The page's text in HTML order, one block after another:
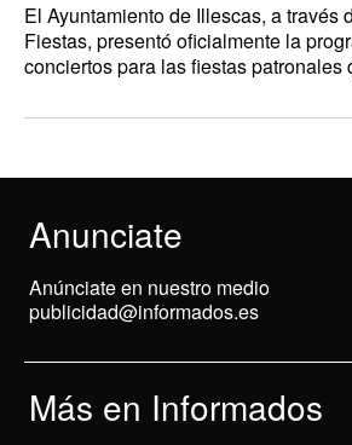
El Ayuntamiento de Illescas, a través
Fiestas, presentó oficialmente la
conciertos para las fiestas patronales
Anunciate
Anúnciate en nuestro medio
publicidad@informados.es
Más en Informados